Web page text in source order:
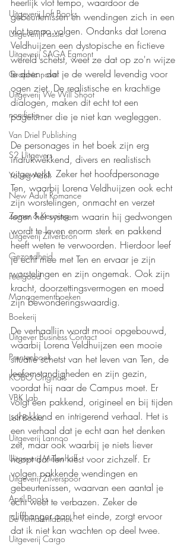
Uitgeverij Loft Books
Uitgeverij Passie
Uitgeverij SAGA Egmont
Graphic novel
Uitgeverij We Will Shoot
non-fictie
Van Driel Publishing
S2 Uitgevers
Young Adult
New Adult Romance
Zomer & Keuning
Uitgeverij Zilverbron
Gezondheid
Feelgood
Managementboeken
Boekerij
Uitgever Business Contact
Prentenboek
KOBO Originals
VBK Lab
Loft Books
Uitgeverij Lannoo
Uitgeverij Melenhoff
Uitgeverij Zilverspoor
April Books
De Verhalenfabriek
Uitgeverij Cargo
gebeurtenissen en wendingen zich in een
vlot tempo volgen. Ondanks dat Lorena
Veldhuijzen een dystopische en fictieve
wereld schetst, weet ze dat op zo'n wijze
te doen, dat je de wereld levendig voor
ogen ziet. De realistische en krachtige
dialogen, maken dit echt tot een
pageturner die je niet kan wegleggen.
De personages in het boek zijn erg
indrukwekkend, divers en realistisch
uitgewerkt. Zeker het hoofdpersonage
Ten, waarbij Lorena Veldhuijzen ook echt
zijn worstelingen, onmacht en verzet
tegen het systeem waarin hij gedwongen
wordt te leven enorm sterk en pakkend
heeft weten te verwoorden. Hierdoor leef
je echt mee met Ten en ervaar je zijn
worstelingen en zijn ongemak. Ook zijn
kracht, doorzettingsvermogen en moed
zijn bewonderingswaardig.
De verhaallijn wordt mooi opgebouwd,
waarbij Lorena Veldhuijzen een mooie
situatie schetst van het leven van Ten, de
leefomstandigheden en zijn gezin,
voordat hij naar de Campus moet. Er
volgt een pakkend, origineel en bij tijden
schokkend en intrigerend verhaal. Het is
een verhaal dat je echt aan het denken
zet, maar ook waarbij je niets liever
hoopt dat Ten kiest voor zichzelf. Er
volgen pakkende wendingen en
gebeurtenissen, waarvan een aantal je
echt weet te verbazen. Zeker de
cliffhanger aan het einde, zorgt ervoor
dat ik niet kan wachten op deel twee.